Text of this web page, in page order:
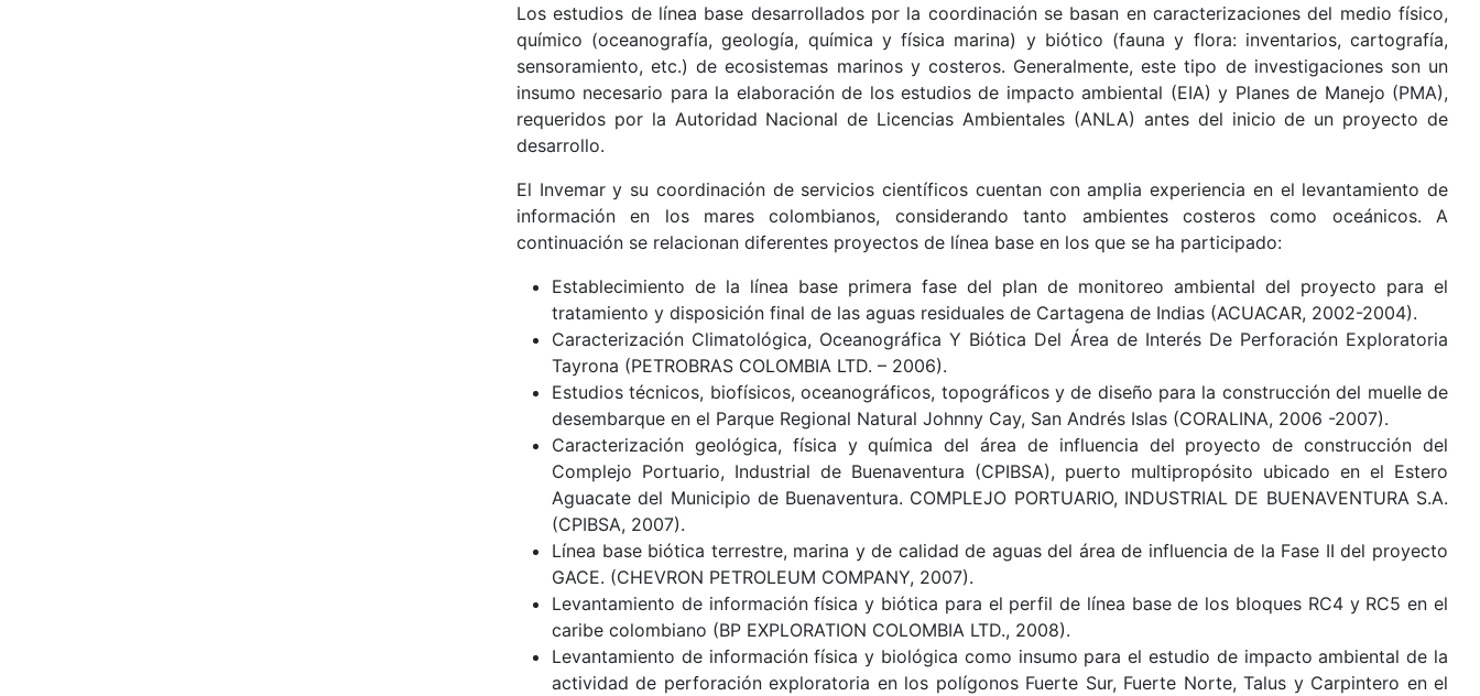
Los estudios de línea base desarrollados por la coordinación se basan en caracterizaciones del medio físico,
químico (oceanografía, geología, química y física marina) y biótico (fauna y flora: inventarios, cartografía,
sensoramiento, etc.) de ecosistemas marinos y costeros. Generalmente, este tipo de investigaciones son un
insumo necesario para la elaboración de los estudios de impacto ambiental (EIA) y Planes de Manejo (PMA),
requeridos por la Autoridad Nacional de Licencias Ambientales (ANLA) antes del inicio de un proyecto de
desarrollo.
El Invemar y su coordinación de servicios científicos cuentan con amplia experiencia en el levantamiento de
información en los mares colombianos, considerando tanto ambientes costeros como oceánicos. A
continuación se relacionan diferentes proyectos de línea base en los que se ha participado:
Establecimiento de la línea base primera fase del plan de monitoreo ambiental del proyecto para el
tratamiento y disposición final de las aguas residuales de Cartagena de Indias (ACUACAR, 2002-2004).
Caracterización Climatológica, Oceanográfica Y Biótica Del Área de Interés De Perforación Exploratoria
Tayrona (PETROBRAS COLOMBIA LTD. – 2006).
Estudios técnicos, biofísicos, oceanográficos, topográficos y de diseño para la construcción del muelle de
desembarque en el Parque Regional Natural Johnny Cay, San Andrés Islas (CORALINA, 2006 -2007).
Caracterización geológica, física y química del área de influencia del proyecto de construcción del
Complejo Portuario, Industrial de Buenaventura (CPIBSA), puerto multipropósito ubicado en el Estero
Aguacate del Municipio de Buenaventura. COMPLEJO PORTUARIO, INDUSTRIAL DE BUENAVENTURA S.A.
(CPIBSA, 2007).
Línea base biótica terrestre, marina y de calidad de aguas del área de influencia de la Fase II del proyecto
GACE. (CHEVRON PETROLEUM COMPANY, 2007).
Levantamiento de información física y biótica para el perfil de línea base de los bloques RC4 y RC5 en el
caribe colombiano (BP EXPLORATION COLOMBIA LTD., 2008).
Levantamiento de información física y biológica como insumo para el estudio de impacto ambiental de la
actividad de perforación exploratoria en los polígonos Fuerte Sur, Fuerte Norte, Talus y Carpintero en el